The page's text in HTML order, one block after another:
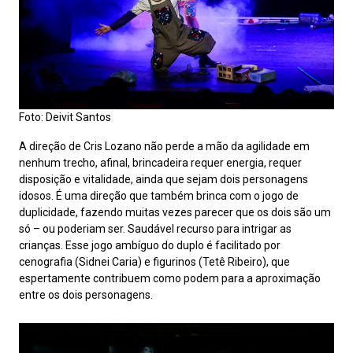
Foto: Deivit Santos
A direção de Cris Lozano não perde a mão da agilidade em
nenhum trecho, afinal, brincadeira requer energia, requer
disposição e vitalidade, ainda que sejam dois personagens
idosos. É uma direção que também brinca com o jogo de
duplicidade, fazendo muitas vezes parecer que os dois são um
só – ou poderiam ser. Saudável recurso para intrigar as
crianças. Esse jogo ambíguo do duplo é facilitado por
cenografia (Sidnei Caria) e figurinos (Tetê Ribeiro), que
espertamente contribuem como podem para a aproximação
entre os dois personagens.